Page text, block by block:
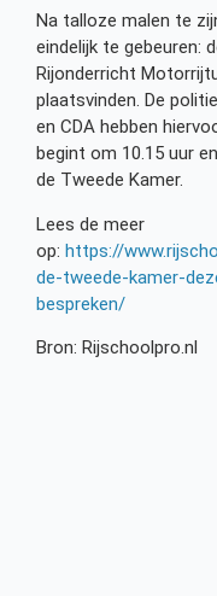
Na talloze malen te
eindelijk te gebeuren:
Rijonderricht
plaatsvinden. De
en CDA hebben
begint om 10.15 uur
de Tweede Kamer.
Lees de meer
op: https://
de-tweede-kamer-
bespreken/
Bron: Rijschoolpro.nl